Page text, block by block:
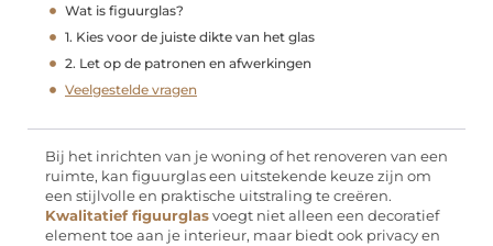
Wat is figuurglas?
1. Kies voor de juiste dikte van het glas
2. Let op de patronen en afwerkingen
Veelgestelde vragen
Bij het inrichten van je woning of het renoveren van een
ruimte, kan figuurglas een uitstekende keuze zijn om
een stijlvolle en praktische uitstraling te creëren.
Kwalitatief figuurglas voegt niet alleen een decoratief
element toe aan je interieur, maar biedt ook privacy en